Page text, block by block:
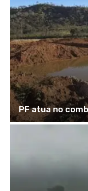
PF atua no